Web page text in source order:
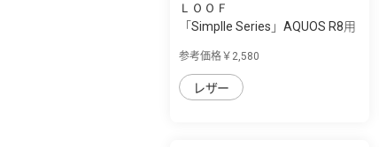
ＬＯＯＦ
「Simplle Series」AQUOS R8用
参考価格￥2,580
レザー